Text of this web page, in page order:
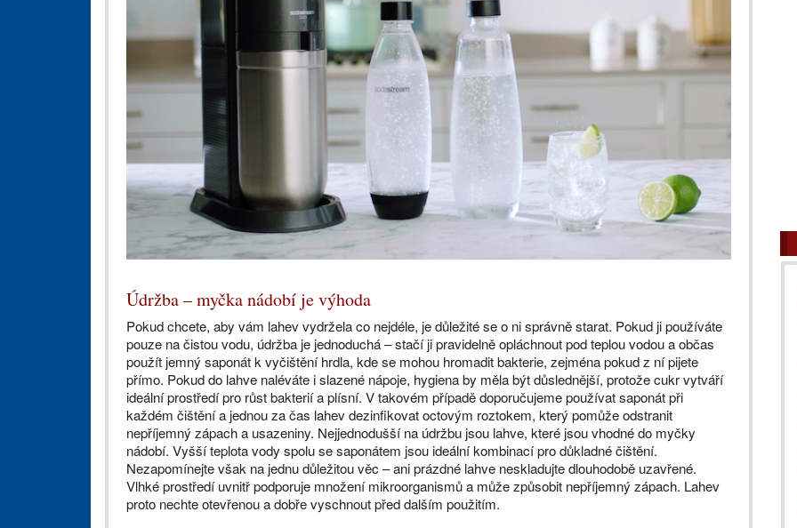
Údržba – myčka nádobí je výhoda
Pokud chcete, aby vám lahev vydržela co nejdéle, je důležité se o ni správně starat. Pokud ji používáte
pouze na čistou vodu, údržba je jednoduchá – stačí ji pravidelně opláchnout pod teplou vodou a občas
použít jemný saponát k vyčištění hrdla, kde se mohou hromadit bakterie, zejména pokud z ní pijete
přímo. Pokud do lahve naléváte i slazené nápoje, hygiena by měla být důslednější, protože cukr vytváří
ideální prostředí pro růst bakterií a plísní. V takovém případě doporučujeme používat saponát při
každém čištění a jednou za čas lahev dezinfikovat octovým roztokem, který pomůže odstranit
nepříjemný zápach a usazeniny. Nejjednodušší na údržbu jsou lahve, které jsou vhodné do myčky
nádobí. Vyšší teplota vody spolu se saponátem jsou ideální kombinací pro důkladné čištění.
Nezapomínejte však na jednu důležitou věc – ani prázdné lahve neskladujte dlouhodobě uzavřené.
Vlhké prostředí uvnitř podporuje množení mikroorganismů a může způsobit nepříjemný zápach. Lahev
proto nechte otevřenou a dobře vyschnout před dalším použitím.